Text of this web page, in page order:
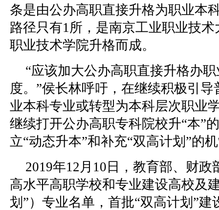
条是由公办高职直接升格为职业本
路径只有1所，是南京工业职业技
职业技术学院升格而成。
“应该加大公办高职直接升格办
度。”侯长林呼吁，在继续积极引
业本科专业或转型为本科层次职业
继续打开公办高职专科院校升“本”
立“动态升本”和补充“双高计划”的
2019年12月10日，教育部、财政
高水平高职学校和专业建设高校及
划”）专业名单，首批“双高计划”建